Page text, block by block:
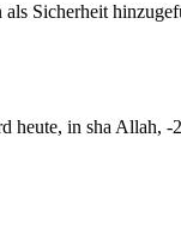
Sicherheit
heute, in sha Allah,